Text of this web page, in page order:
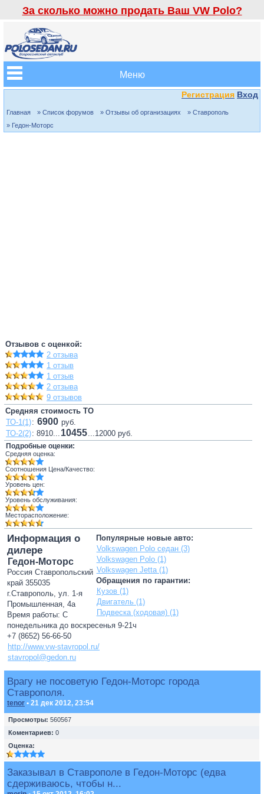
За сколько можно продать Ваш VW Polo?
Меню
Регистрация Вход
Главная » Список форумов » Отзывы об организациях
» Ставрополь
» Гедон-Моторс
Отзывов с оценкой:
2 отзыва
1 отзыв
1 отзыв
2 отзыва
9 отзывов
Средняя стоимость ТО
ТО-1(1): 6900 руб.
ТО-2(2): 8910... 10455...12000 руб.
Подробные оценки:
Средняя оценка:
Соотношения Цена/Качество:
Уровень цен:
Уровень обслуживания:
Месторасположение:
Популярные новые авто:
Volkswagen Polo седан (3)
Volkswagen Polo (1)
Volkswagen Jetta (1)
Обращения по гарантии:
Кузов (1)
Двигатель (1)
Подвеска (ходовая) (1)
Информация о
дилере
Гедон-Моторс
Россия Ставропольский
край 355035
г.Ставрополь, ул. 1-я
Промышленная, 4а
Время работы: С
понедельника до воскресенья 9-21ч
+7 (8652) 56-66-50
http://www.vw-stavropol.ru/
stavropol@gedon.ru
Врагу не посоветую Гедон-Моторс города
Ставрополя.
tenor • 21 дек 2012, 23:54
Просмотры: 560567
Коментариев: 0
Оценка:
Заказывал в Ставрополе в Гедон-Моторс (едва
сдерживаюсь, чтобы н...